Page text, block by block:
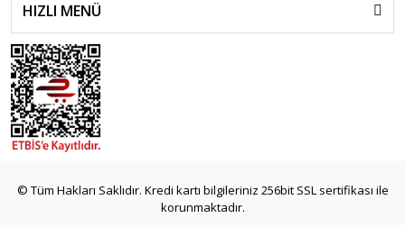
HIZLI MENÜ
© Tüm Hakları Saklıdır. Kredi kartı bilgileriniz 256bit SSL sertifikası ile
korunmaktadır.